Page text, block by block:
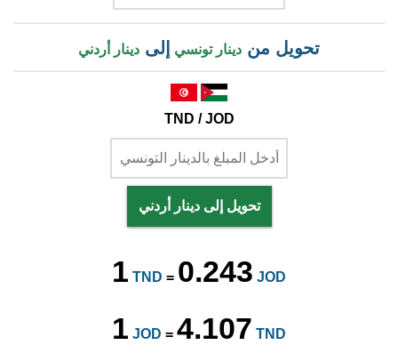
تحويل من دينار تونسي إلى دينار أردني
TND / JOD
تحويل إلى دينار أردني
1 TND = 0.243 JOD
1 JOD = 4.107 TND